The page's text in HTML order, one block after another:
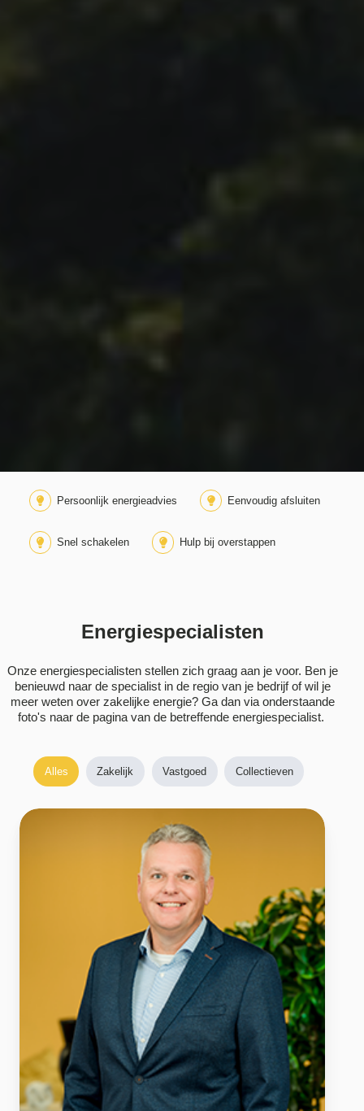
Persoonlijk energieadvies Eenvoudig afsluiten
Snel schakelen Hulp bij overstappen
Energiespecialisten
Onze energiespecialisten stellen zich graag aan je voor. Ben je
benieuwd naar de specialist in de regio van je bedrijf of wil je
meer weten over zakelijke energie? Ga dan via onderstaande
foto's naar de pagina van de betreffende energiespecialist.
Alles Zakelijk Vastgoed Collectieven
Suardus
Varwijk